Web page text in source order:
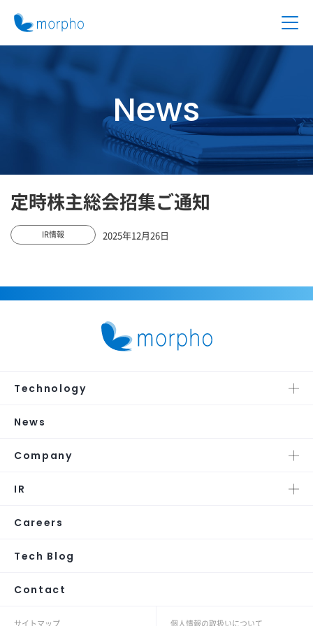
News
定時株主総会招集ご通知
IR情報 2025年12月26日
Technology
News
Company
IR
Careers
Tech Blog
Contact
サイトマップ 個人情報の取扱いについて